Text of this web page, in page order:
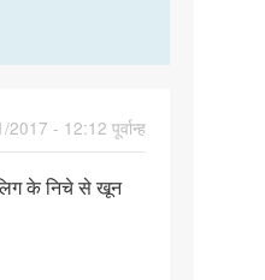
- 12:12 पूर्वान्ह
के निचे से खून